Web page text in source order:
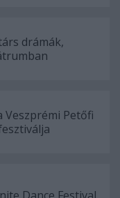
drámák,
Veszprémi Petőfi